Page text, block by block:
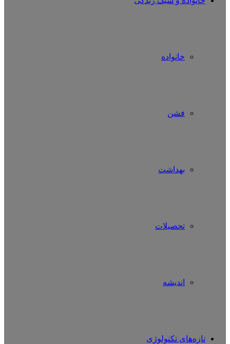
خانواده
فشن
بهداشت
تحصیلات
اندیشه
تازه‌های تکنولوژی